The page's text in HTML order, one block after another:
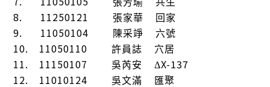
8. 11250121 張家華 回家
9. 11050104 陳采竫 六號
10. 11050110許員誌 穴居
11. 11150107 吳芮安 ΔX-137
12.
11010124 吳文滿 匯聚